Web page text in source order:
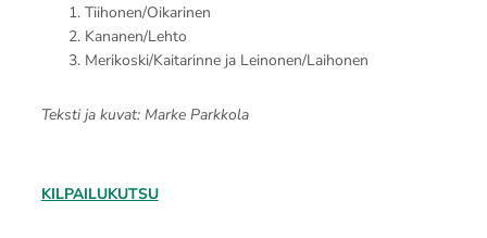
Tiihonen/Oikarinen
Kananen/Lehto
Merikoski/Kaitarinne ja Leinonen/Laihonen
Teksti ja kuvat: Marke Parkkola
KILPAILUKUTSU